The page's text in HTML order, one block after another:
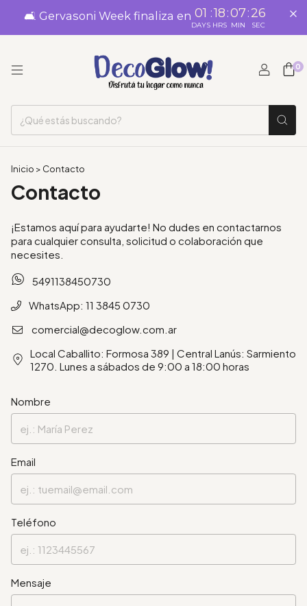
🛋️ Gervasoni Week finaliza en 01
DAYS
:18
HRS
:07
MIN
:25
SEC
0
Inicio > Contacto
Contacto
¡Estamos aquí para ayudarte! No dudes en contactarnos
para cualquier consulta, solicitud o colaboración que
necesites.
5491138450730
WhatsApp: 11 3845 0730
comercial@decoglow.com.ar
Local Caballito: Formosa 389 | Central Lanús: Sarmiento
1270. Lunes a sábados de 9:00 a 18:00 horas
Nombre
Email
Teléfono
Mensaje